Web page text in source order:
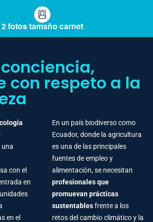
2 fotos tamaño carnet
con respeto a la
con el
en
en el
En un país biodiverso como
Ecuador, donde la agricultura
es una de las principales
fuentes de empleo y
alimentación, se necesitan
profesionales que
promuevan prácticas
sustentablesfrente a los
retos del cambio climático y la